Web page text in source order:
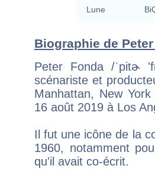
Lune
Biographie de
Peter Fonda /ˈpitɚ
scénariste et
Manhattan, New
16 août 2019 à Los
Il fut une icône de la
1960, notamment
qu'il avait co-écrit.